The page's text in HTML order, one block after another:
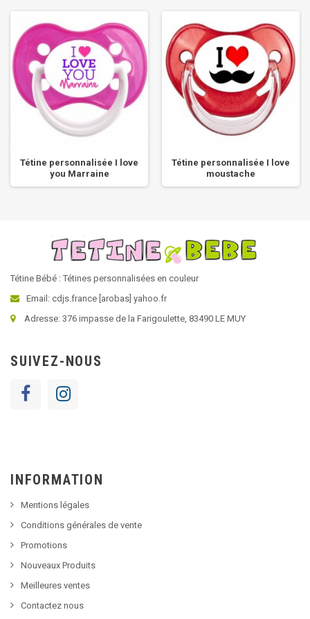
Tétine personnalisée I love
you Marraine
Tétine personnalisée I love
moustache
Tétine Bébé : Tétines personnalisées en couleur
Email: cdjs.france [arobas] yahoo.fr
Adresse: 376 impasse de la Farigoulette, 83490 LE MUY
SUIVEZ-NOUS
INFORMATION
Mentions légales
Conditions générales de vente
Promotions
Nouveaux Produits
Meilleures ventes
Contactez nous